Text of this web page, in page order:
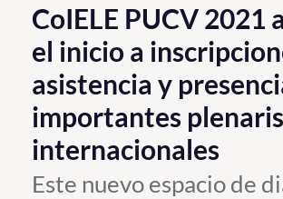
La Universidad
Investigación, Creación e Innovación
PUCV Internacional
Vinculación con el Medio
Admisión
CoIELE PUCV 2021
el inicio a
asistencia y
importantes
internacionales
Este nuevo espacio de